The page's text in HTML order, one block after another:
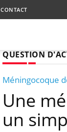
CONTACT
QUESTION
Méningocoque
Une
un